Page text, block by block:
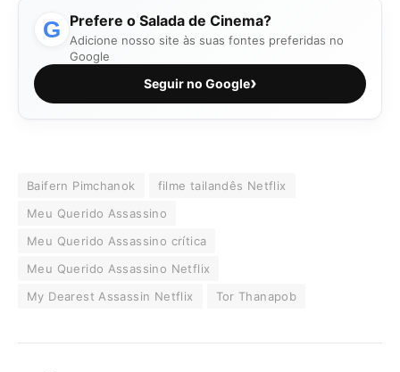
G Prefere o Salada de Cinema?
Adicione nosso site às suas fontes preferidas no
Google
Seguir no Google›
Baifern Pimchanok
filme tailandês Netflix
Meu Querido Assassino
Meu Querido Assassino crítica
Meu Querido Assassino Netflix
My Dearest Assassin Netflix
Tor Thanapob